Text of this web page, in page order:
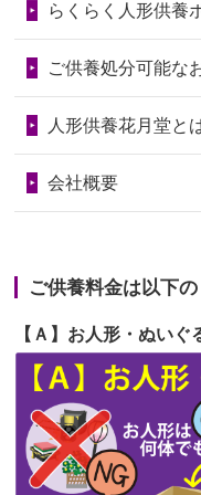
2026/06/24今は亡
句に贈って...
2026/06/23ありが
の祖父母か...
2026/06/20
雛人形
てくださる...
2026/06/19
インタ
見つけまし...
第71回人形供養
第70回人形供養
第68回人形供養
第65回人形供養
第64回人形供養
第63回人形供養祭
第62回人形供養
第61回人形供養祭
らくらく人形供養
ご供養処分可能な
人形供養花月堂と
会社概要
ご供養料金は以下
【Ａ】お人形・ぬいぐ